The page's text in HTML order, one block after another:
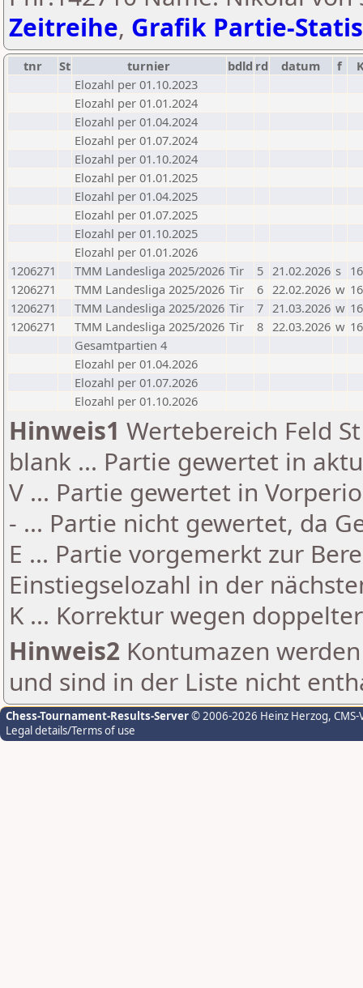
Zeitreihe, Grafik Partie-
tnr St turnier bdld rd datum f
Elozahl per 01.10.2023
Elozahl per 01.01.2024
Elozahl per 01.04.2024
Elozahl per 01.07.2024
Elozahl per 01.10.2024
Elozahl per 01.01.2025
Elozahl per 01.04.2025
Elozahl per 01.07.2025
Elozahl per 01.10.2025
Elozahl per 01.01.2026
1206271
TMM Landesliga 2025/2026 Tir 5 21.02.2026 s
1206271
TMM Landesliga 2025/2026 Tir 6 22.02.2026 w
1206271
TMM Landesliga 2025/2026 Tir 7 21.03.2026 w
1206271
TMM Landesliga 2025/2026 Tir 8 22.03.2026 w
Gesamtpartien 4
Elozahl per 01.04.2026
Elozahl per 01.07.2026
Elozahl per 01.10.2026
Hinweis1 Wertebereich Feld
blank ... Partie gewertet in
V ... Partie gewertet in
- ... Partie nicht gewertet, da
E ... Partie vorgemerkt zur
Einstiegselozahl in der
K ... Korrektur wegen
Hinweis2 Kontumazen
und sind in der Liste nicht
Chess-Tournament-Results-Server© 2006-2026 Heinz Herzog,
Legal details/Terms of use